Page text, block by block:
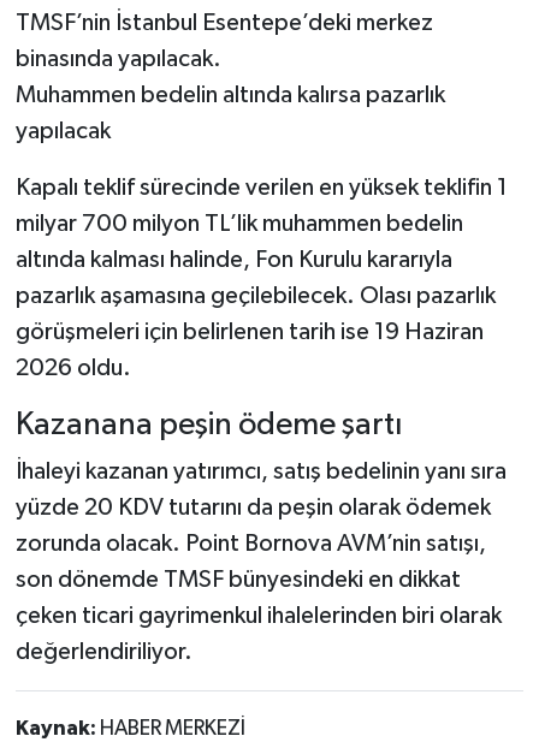
TMSF’nin İstanbul Esentepe’deki merkez
binasında yapılacak.
Muhammen bedelin altında kalırsa pazarlık
yapılacak
Kapalı teklif sürecinde verilen en yüksek teklifin 1
milyar 700 milyon TL’lik muhammen bedelin
altında kalması halinde, Fon Kurulu kararıyla
pazarlık aşamasına geçilebilecek. Olası pazarlık
görüşmeleri için belirlenen tarih ise 19 Haziran
2026 oldu.
Kazanana peşin ödeme şartı
İhaleyi kazanan yatırımcı, satış bedelinin yanı sıra
yüzde 20 KDV tutarını da peşin olarak ödemek
zorunda olacak. Point Bornova AVM’nin satışı,
son dönemde TMSF bünyesindeki en dikkat
çeken ticari gayrimenkul ihalelerinden biri olarak
değerlendiriliyor.
Kaynak: HABER MERKEZİ